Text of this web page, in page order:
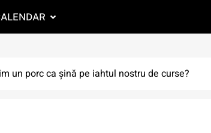
un porc ca șină pe iahtul nostru de curse?